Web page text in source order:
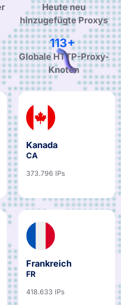
Heute neu
hinzugefügte Proxys
179+
Globale HTTP-Proxy-
Knoten
Kanada
CA
Frankreich
FR